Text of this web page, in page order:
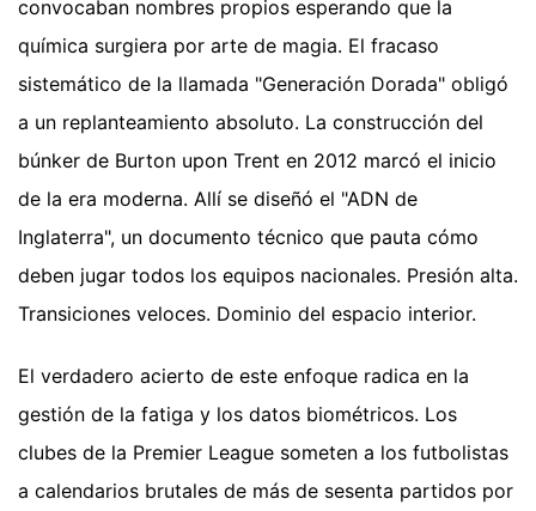
convocaban nombres propios esperando que la
química surgiera por arte de magia. El fracaso
sistemático de la llamada "Generación Dorada" obligó
a un replanteamiento absoluto. La construcción del
búnker de Burton upon Trent en 2012 marcó el inicio
de la era moderna. Allí se diseñó el "ADN de
Inglaterra", un documento técnico que pauta cómo
deben jugar todos los equipos nacionales. Presión alta.
Transiciones veloces. Dominio del espacio interior.
El verdadero acierto de este enfoque radica en la
gestión de la fatiga y los datos biométricos. Los
clubes de la Premier League someten a los futbolistas
a calendarios brutales de más de sesenta partidos por